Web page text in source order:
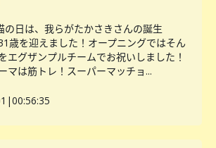
の日は、我らがたかさきさんの誕生
歳を迎えました！オープニングではそん
エグザンプルチームでお祝いしました！
マは筋トレ！スーパーマッチョ...
|00:56:35